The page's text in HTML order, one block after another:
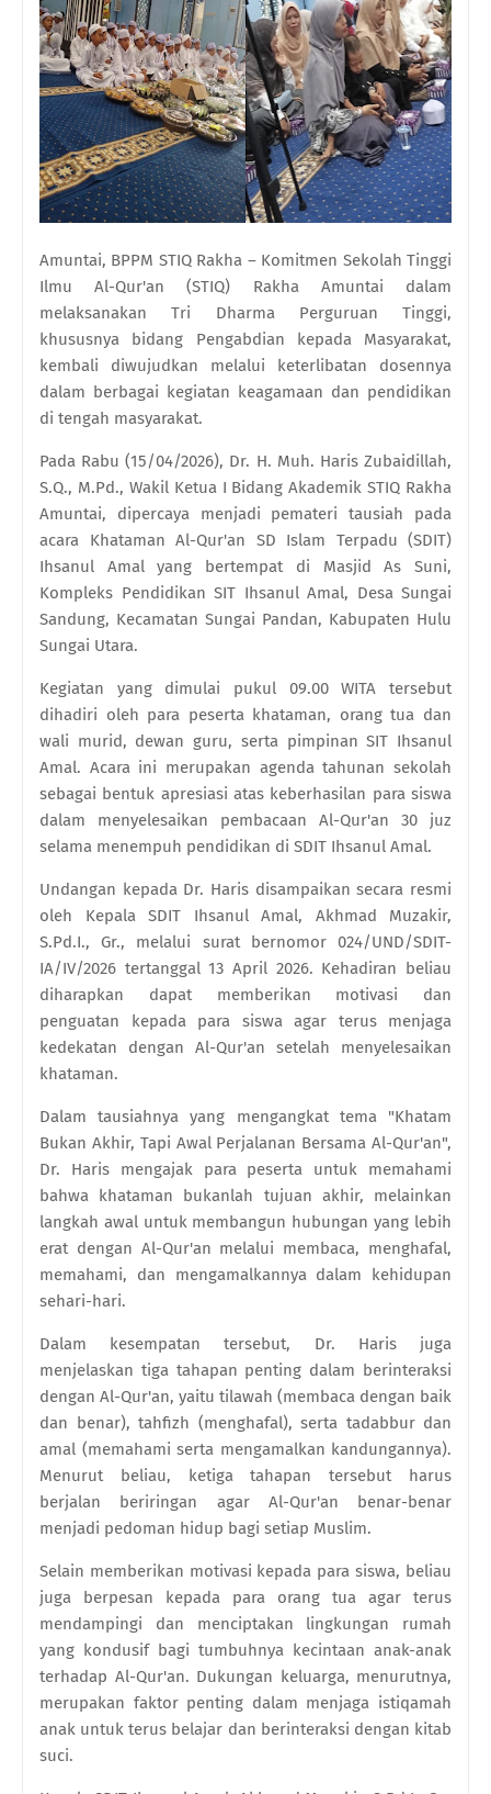
Amuntai, BPPM STIQ Rakha – Komitmen Sekolah Tinggi
Ilmu Al-Qur'an (STIQ) Rakha Amuntai dalam
melaksanakan Tri Dharma Perguruan Tinggi,
khususnya bidang Pengabdian kepada Masyarakat,
kembali diwujudkan melalui keterlibatan dosennya
dalam berbagai kegiatan keagamaan dan pendidikan
di tengah masyarakat.
Pada Rabu (15/04/2026), Dr. H. Muh. Haris Zubaidillah,
S.Q., M.Pd., Wakil Ketua I Bidang Akademik STIQ Rakha
Amuntai, dipercaya menjadi pemateri tausiah pada
acara Khataman Al-Qur'an SD Islam Terpadu (SDIT)
Ihsanul Amal yang bertempat di Masjid As Suni,
Kompleks Pendidikan SIT Ihsanul Amal, Desa Sungai
Sandung, Kecamatan Sungai Pandan, Kabupaten Hulu
Sungai Utara.
Kegiatan yang dimulai pukul 09.00 WITA tersebut
dihadiri oleh para peserta khataman, orang tua dan
wali murid, dewan guru, serta pimpinan SIT Ihsanul
Amal. Acara ini merupakan agenda tahunan sekolah
sebagai bentuk apresiasi atas keberhasilan para siswa
dalam menyelesaikan pembacaan Al-Qur'an 30 juz
selama menempuh pendidikan di SDIT Ihsanul Amal.
Undangan kepada Dr. Haris disampaikan secara resmi
oleh Kepala SDIT Ihsanul Amal, Akhmad Muzakir,
S.Pd.I., Gr., melalui surat bernomor 024/UND/SDIT-
IA/IV/2026 tertanggal 13 April 2026. Kehadiran beliau
diharapkan dapat memberikan motivasi dan
penguatan kepada para siswa agar terus menjaga
kedekatan dengan Al-Qur'an setelah menyelesaikan
khataman.
Dalam tausiahnya yang mengangkat tema "Khatam
Bukan Akhir, Tapi Awal Perjalanan Bersama Al-Qur'an",
Dr. Haris mengajak para peserta untuk memahami
bahwa khataman bukanlah tujuan akhir, melainkan
langkah awal untuk membangun hubungan yang lebih
erat dengan Al-Qur'an melalui membaca, menghafal,
memahami, dan mengamalkannya dalam kehidupan
sehari-hari.
Dalam kesempatan tersebut, Dr. Haris juga
menjelaskan tiga tahapan penting dalam berinteraksi
dengan Al-Qur'an, yaitu tilawah (membaca dengan baik
dan benar), tahfizh (menghafal), serta tadabbur dan
amal (memahami serta mengamalkan kandungannya).
Menurut beliau, ketiga tahapan tersebut harus
berjalan beriringan agar Al-Qur'an benar-benar
menjadi pedoman hidup bagi setiap Muslim.
Selain memberikan motivasi kepada para siswa, beliau
juga berpesan kepada para orang tua agar terus
mendampingi dan menciptakan lingkungan rumah
yang kondusif bagi tumbuhnya kecintaan anak-anak
terhadap Al-Qur'an. Dukungan keluarga, menurutnya,
merupakan faktor penting dalam menjaga istiqamah
anak untuk terus belajar dan berinteraksi dengan kitab
suci.